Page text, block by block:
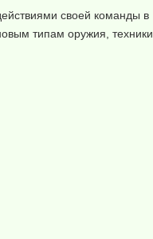
своей команды в
типам оружия, техники,